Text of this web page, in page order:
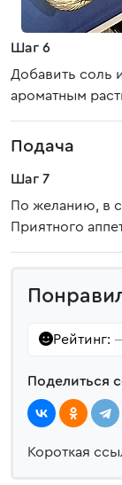
Шаг 6
Добавить соль
ароматным
Подача
Шаг 7
По желанию, в
Приятного
Рейтинг:
Поделиться
Короткая